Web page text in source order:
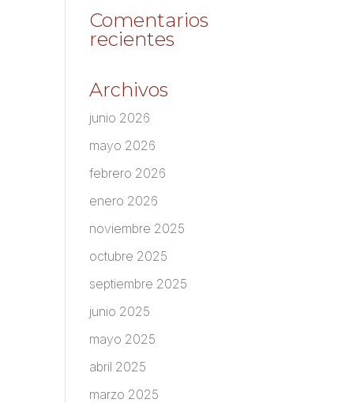
Comentarios
recientes
Archivos
junio 2026
mayo 2026
febrero 2026
enero 2026
noviembre 2025
octubre 2025
septiembre 2025
junio 2025
mayo 2025
abril 2025
marzo 2025